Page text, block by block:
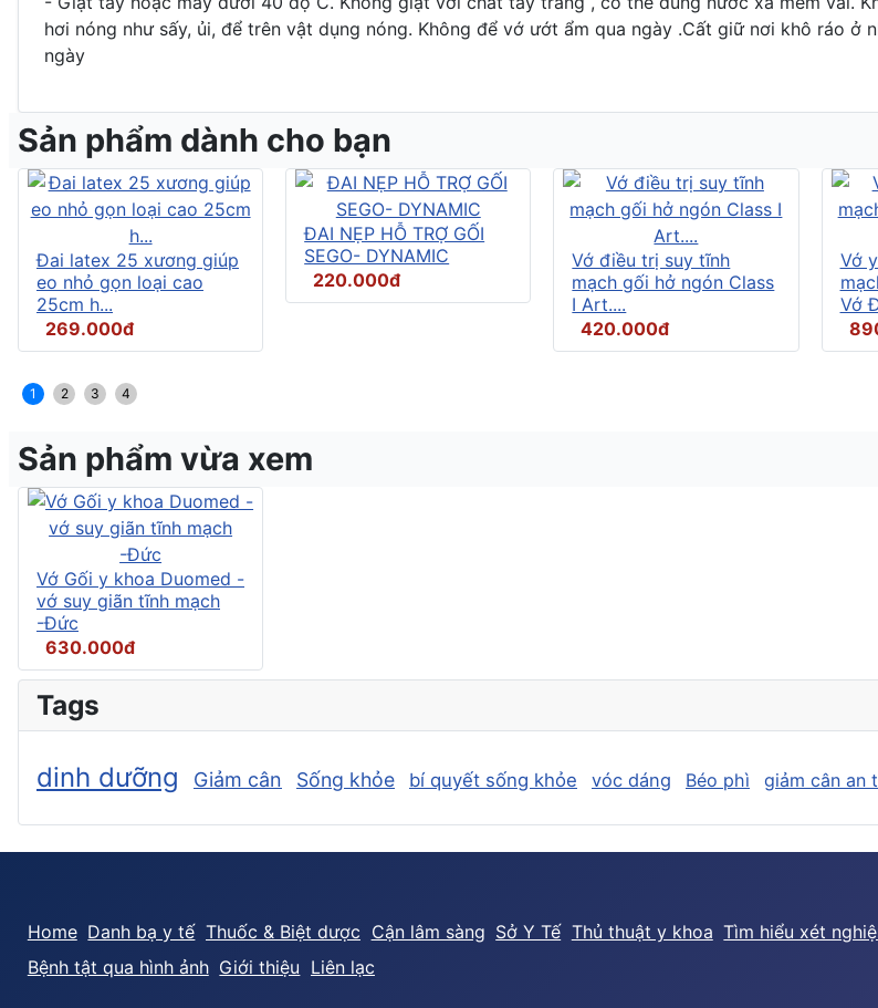
hơi nóng như sấy, ủi, để trên vật dụng nóng. Không để vớ ướt ẩm qua ngày .Cất giữ nơi khô ráo
ngày
Sản phẩm dành cho bạn
Đai latex 25 xương giúp
eo nhỏ gọn loại cao
25cm h...
269.000đ
ĐAI NẸP HỖ TRỢ GỐI
SEGO- DYNAMIC
220.000đ
Vớ điều trị suy tĩnh
mạch gối hở ngón Class
I Art....
420.000đ
Vớ
Vớ
1 2 3 4
Sản phẩm vừa xem
Vớ Gối y khoa Duomed -
vớ suy giãn tĩnh mạch
-Đức
630.000đ
Tags
dinh dưỡng Giảm cân Sống khỏe bí quyết sống khỏe vóc dáng Béo phì giảm cân an
Home Danh bạ y tế Thuốc & Biệt dược Cận lâm sàng Sở Y Tế Thủ thuật y khoa Tìm hiểu xét
Bệnh tật qua hình ảnh Giới thiệu Liên lạc